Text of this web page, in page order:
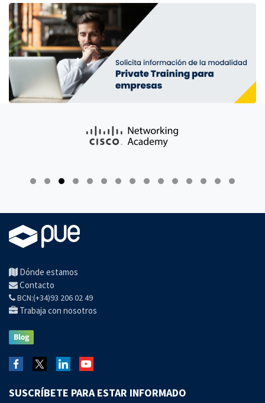
Dónde estamos
Contacto
BCN:(+34)93 206 02 49
Trabaja con nosotros
SUSCRÍBETE PARA ESTAR INFORMADO